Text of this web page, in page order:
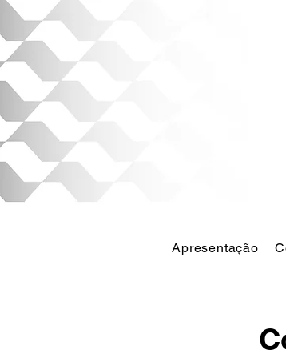
Apresentação